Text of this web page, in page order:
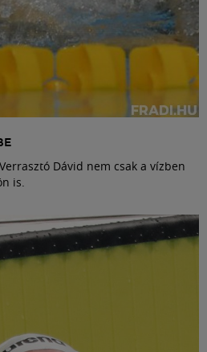
Dávid nem csak a vízben
is.